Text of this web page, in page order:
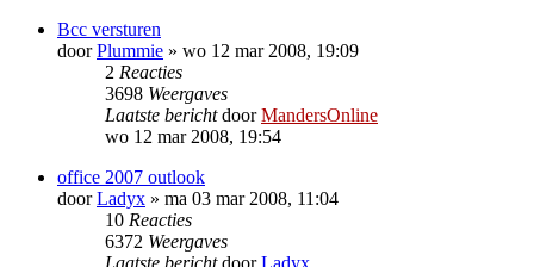
Bcc versturen
doorPlummie » wo 12 mar 2008, 19:09
2 Reacties
3698 Weergaves
Laatste berichtdoorMandersOnline
wo 12 mar 2008, 19:54
office 2007 outlook
doorLadyx » ma 03 mar 2008, 11:04
10 Reacties
6372 Weergaves
Laatste berichtdoorLadyx